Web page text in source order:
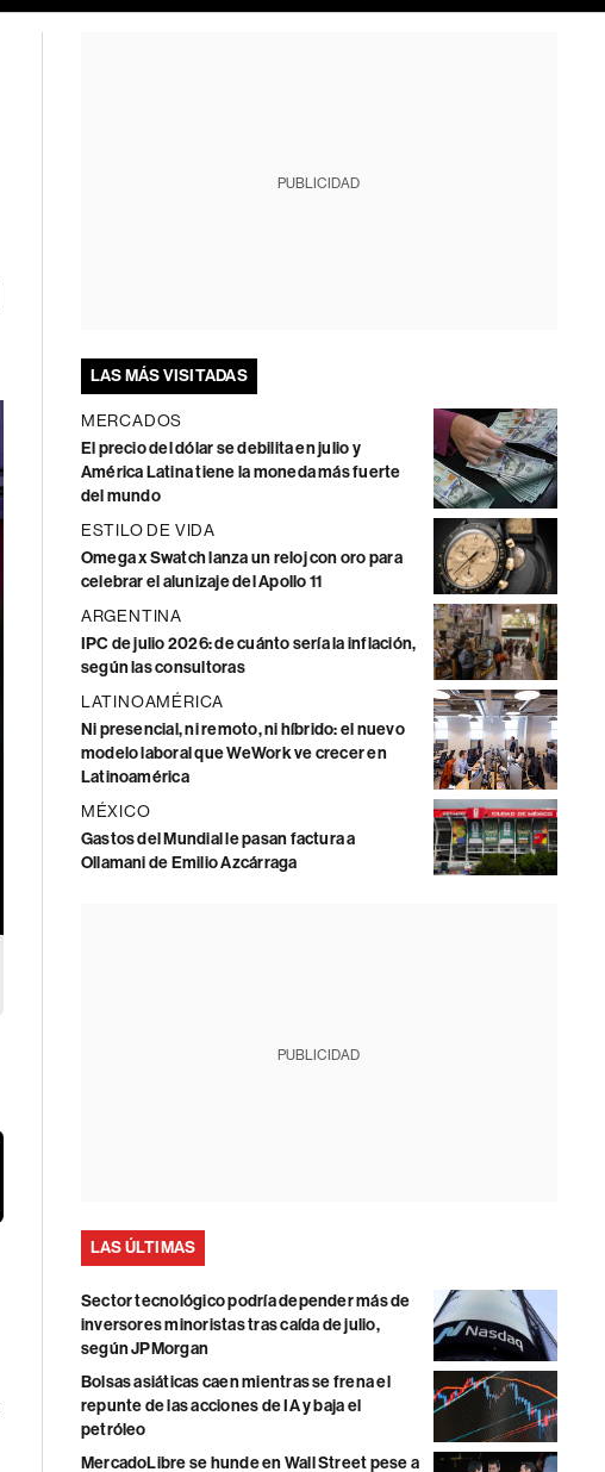
PUBLICIDAD
LAS MÁS VISITADAS
MERCADOS
El precio del dólar se debilita en julio y
América Latina tiene la moneda más fuerte
del mundo
ESTILO DE VIDA
Omega x Swatch lanza un reloj con oro para
celebrar el alunizaje del Apollo 11
ARGENTINA
IPC de julio 2026: de cuánto sería la inflación,
según las consultoras
LATINOAMÉRICA
Ni presencial, ni remoto, ni híbrido: el nuevo
modelo laboral que WeWork ve crecer en
Latinoamérica
MÉXICO
Gastos del Mundial le pasan factura a
Ollamani de Emilio Azcárraga
PUBLICIDAD
LAS ÚLTIMAS
Sector tecnológico podría depender más de
inversores minoristas tras caída de julio,
según JPMorgan
Bolsas asiáticas caen mientras se frena el
repunte de las acciones de IA y baja el
petróleo
MercadoLibre se hunde en Wall Street pese a